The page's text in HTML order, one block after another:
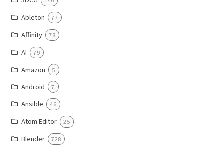
Ableton 77
Affinity 78
AI 79
Amazon 5
Android 7
Ansible 46
Atom Editor 25
Blender 728